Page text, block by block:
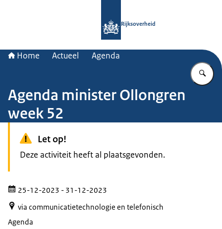
Rijksoverheid
Home Actueel Agenda
Agenda minister Ollongren
week 52
Let op!
Deze activiteit heeft al plaatsgevonden.
25-12-2023 - 31-12-2023
via communicatietechnologie en telefonisch
Agenda